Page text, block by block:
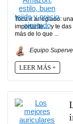
Toca ir arreglado:
importante… y te das
más de lo que ...
Equipo
LEER MÁS +